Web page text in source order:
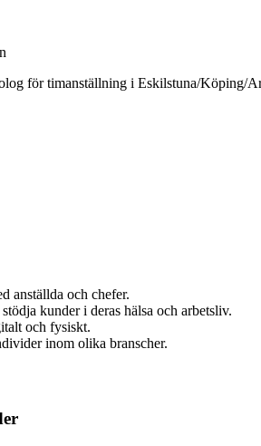
för timanställning i Eskilstuna/Köping/
anställda och chefer.
kunder i deras hälsa och arbetsliv.
och fysiskt.
inom olika branscher.